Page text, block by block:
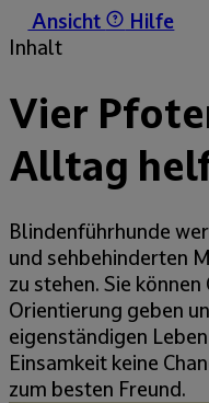
Ansicht
Hilfe
Inhalt
Vier
Alltag
Blindenführhunde
und sehbehinderten
zu stehen. Sie
Orientierung geben
eigenständigen
Einsamkeit keine
zum besten Freund.